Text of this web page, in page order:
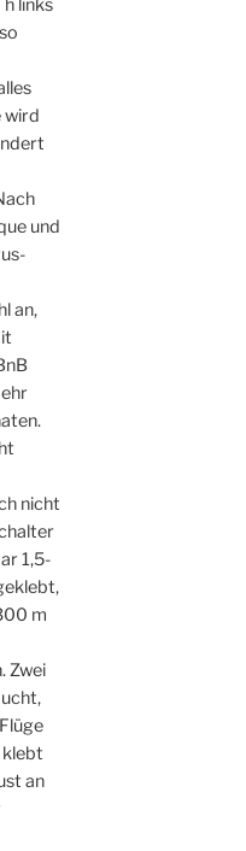
links
wird
und
an,
nicht
1,5-
m
Zwei
klebt
an